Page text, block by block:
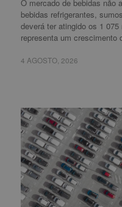
O mercado de bebidas não
bebidas refrigerantes,
deverá ter atingido os 1
representa um crescimento
4 AGOSTO, 2026
4 AGOSTO, 2026